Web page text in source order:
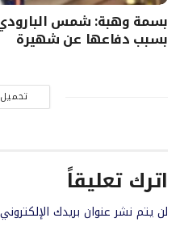
بسمة وهبة: شمس
بسبب دفاعها عن شهيرة
اترك تعليقاً
لن يتم نشر عنوان بريدك